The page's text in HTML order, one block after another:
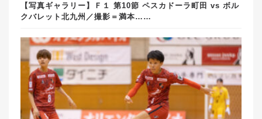
【写真ギャラリー】Ｆ１ 第10節 ペスカドーラ町田 vs ボル
クバレット北九州／撮影＝満本……